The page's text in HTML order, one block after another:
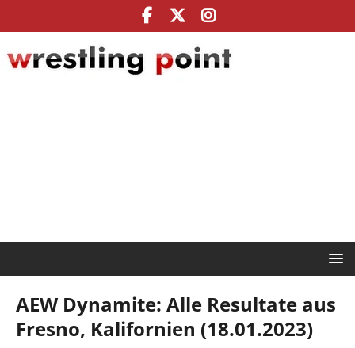
AEW Dynamite: Alle Resultate aus
Fresno, Kalifornien (18.01.2023)